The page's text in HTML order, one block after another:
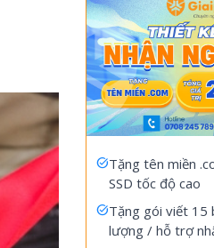
Tặng tên miền
SSD tốc độ cao
Tặng gói viết 15
lượng / hỗ trợ